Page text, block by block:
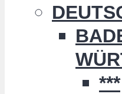
***